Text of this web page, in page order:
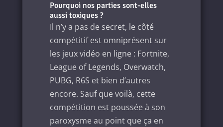
Pourquoi nos parties sont-elles
aussi toxiques ?
Il n’y a pas de secret, le côté
compétitif est omniprésent sur
les jeux vidéo en ligne : Fortnite,
League of Legends, Overwatch,
PUBG, R6S et bien d’autres
encore. Sauf que voilà, cette
compétition est poussée à son
paroxysme au point que ça en